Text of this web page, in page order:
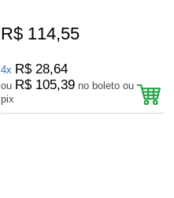
R$ 114,55
4x R$ 28,64
ou R$ 105,39 no boleto ou
pix